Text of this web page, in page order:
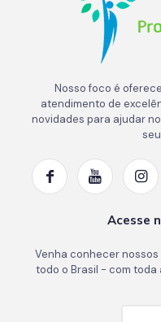
Nosso foco é
atendimento de
novidades para ajudar
Acesse
Venha conhecer
todo o Brasil - com